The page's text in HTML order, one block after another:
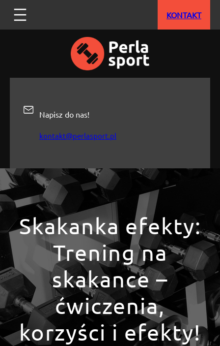
treści
KONTAKT
Napisz do nas!
kontakt@perlasport.pl
Skakanka efekty:
Trening na
skakance –
ćwiczenia,
korzyści i efekty!